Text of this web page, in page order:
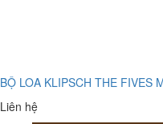
BỘ LOA KLIPSCH THE FIVES
Liên hệ